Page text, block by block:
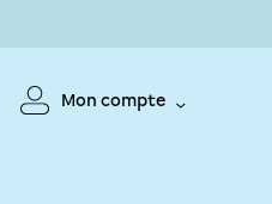
Mon compte